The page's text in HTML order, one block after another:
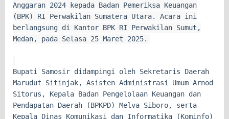
Anggaran 2024 kepada Badan Pemeriksa Keuangan
(BPK) RI Perwakilan Sumatera Utara. Acara ini
berlangsung di Kantor BPK RI Perwakilan Sumut,
Medan, pada Selasa 25 Maret 2025.
Bupati Samosir didampingi oleh Sekretaris Daerah
Marudut Sitinjak, Asisten Administrasi Umum Arnod
Sitorus, Kepala Badan Pengelolaan Keuangan dan
Pendapatan Daerah (BPKPD) Melva Siboro, serta
Kepala Dinas Komunikasi dan Informatika (Kominfo)